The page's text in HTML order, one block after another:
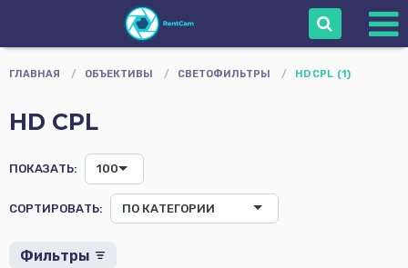
Войти
Сопровождение
Объективы
Sony
SIgma
ГЛАВНАЯ / ОБЪЕКТИВЫ / СВЕТОФИЛЬТРЫ / HD CPL (1)
Стоимость
HD CPL
Фильтры
ПОКАЗАТЬ: 100
СОРТИРОВАТЬ: ПО КАТЕГОРИИ